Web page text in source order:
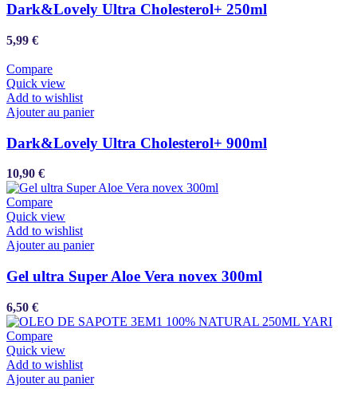
Dark&Lovely Ultra Cholesterol+ 250ml
5,99 €
Compare
Quick view
Add to wishlist
Ajouter au panier
Dark&Lovely Ultra Cholesterol+ 900ml
10,90 €
Compare
Quick view
Add to wishlist
Ajouter au panier
Gel ultra Super Aloe Vera novex 300ml
6,50 €
Compare
Quick view
Add to wishlist
Ajouter au panier